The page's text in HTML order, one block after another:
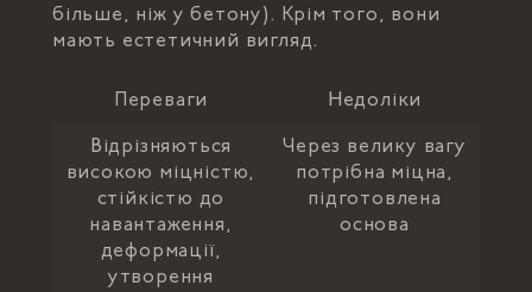
більше, ніж у бетону). Крім того, вони
мають естетичний вигляд.
Переваги Недоліки
Відрізняються
високою міцністю,
стійкістю до
навантаження,
деформації,
утворення
Через велику вагу
потрібна міцна,
підготовлена
основа